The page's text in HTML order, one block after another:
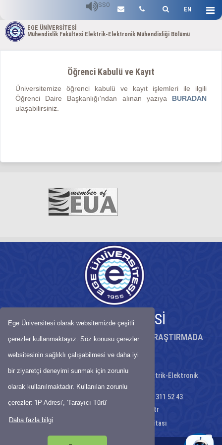
Ege Üniversitesi olarak websitemizde çeşitli
çerezler kullanmaktayız. Söz konusu çerezler
websitesinin sağlıklı çalışabilmesi ve daha iyi
bir ziyaretçi deneyimi sunmak için zorunlu
olarak kullanılmaktadır. Kullanılan zorunlu
çerezler: 'IP Adresi', 'Tarayıcı Türü'
Daha fazla bilgi
EN
SSO
EGE ÜNİVERSİTESİ
Mühendislik Fakültesi Elektrik-Elektronik Mühendisliği Bölümü
Öğrenci Kabulü ve Kayıt
Üniversitemize öğrenci kabulü ve kayıt işlemleri ile ilgili
Öğrenci Daire Başkanlığı'ndan alınan yazıya BURADAN
ulaşabilirsiniz.
EGE ÜNİVERSİTESİ
KÖKLÜ BİRİKİMİYLE BİLİMDE ÖNCÜ, ARAŞTIRMADA
Ege Üniversitesi Mühendislik Fakültesi Elektrik-Elektronik
Mühendisliği Bölümü
Telefon : 0232 311 18 17 - Faks: 0232 311 52 43
elosek@mail.ege.edu.tr
Site Haritası